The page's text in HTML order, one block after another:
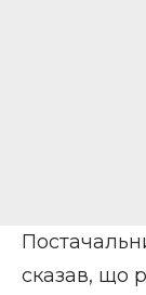
сказав, що